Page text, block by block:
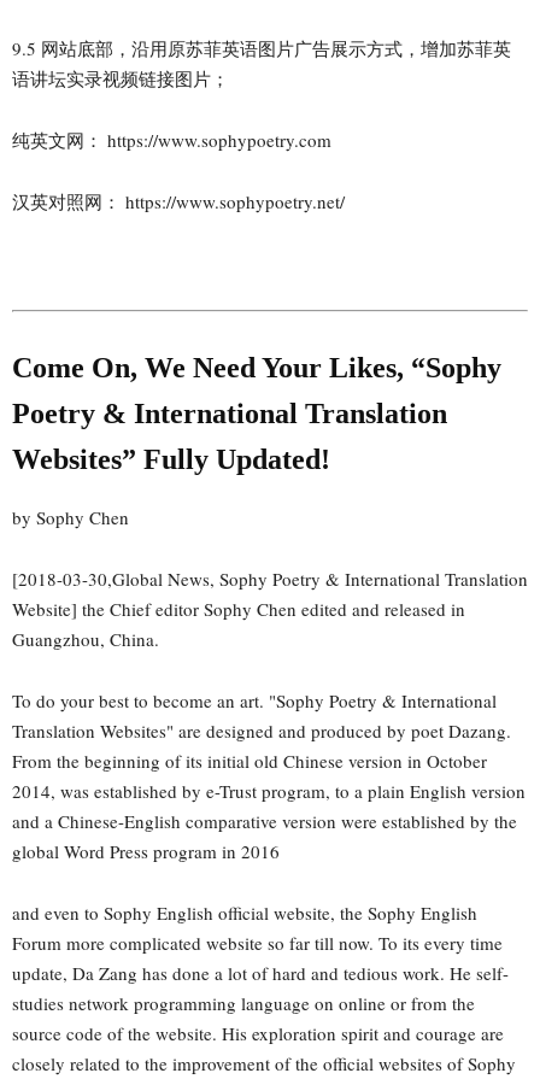
9.5 网站底部，沿用原苏菲英语图片广告展示方式，增加苏菲英
语讲坛实录视频链接图片；
纯英文网： https://www.sophypoetry.com
汉英对照网： https://www.sophypoetry.net/
Come On, We Need Your Likes, “Sophy
Poetry & International Translation
Websites” Fully Updated!
by Sophy Chen
[2018-03-30,Global News, Sophy Poetry & International Translation
Website] the Chief editor Sophy Chen edited and released in
Guangzhou, China.
To do your best to become an art. "Sophy Poetry & International
Translation Websites" are designed and produced by poet Dazang.
From the beginning of its initial old Chinese version in October
2014, was established by e-Trust program, to a plain English version
and a Chinese-English comparative version were established by the
global Word Press program in 2016
and even to Sophy English official website, the Sophy English
Forum more complicated website so far till now. To its every time
update, Da Zang has done a lot of hard and tedious work. He self-
studies network programming language on online or from the
source code of the website. His exploration spirit and courage are
closely related to the improvement of the official websites of Sophy